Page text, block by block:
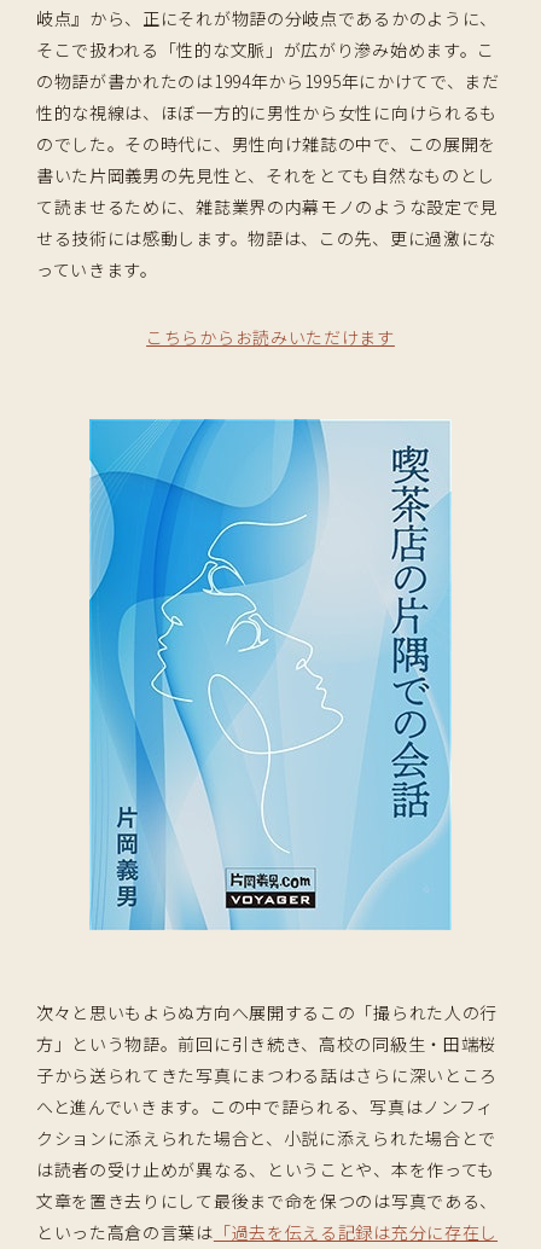
岐点』から、正にそれが物語の分岐点であるかのように、
そこで扱われる「性的な文脈」が広がり滲み始めます。こ
の物語が書かれたのは1994年から1995年にかけてで、まだ
性的な視線は、ほぼ一方的に男性から女性に向けられるも
のでした。その時代に、男性向け雑誌の中で、この展開を
書いた片岡義男の先見性と、それをとても自然なものとし
て読ませるために、雑誌業界の内幕モノのような設定で見
せる技術には感動します。物語は、この先、更に過激にな
っていきます。
こちらからお読みいただけます
次々と思いもよらぬ方向へ展開するこの「撮られた人の行
方」という物語。前回に引き続き、高校の同級生・田端桜
子から送られてきた写真にまつわる話はさらに深いところ
へと進んでいきます。この中で語られる、写真はノンフィ
クションに添えられた場合と、小説に添えられた場合とで
は読者の受け止めが異なる、ということや、本を作っても
文章を置き去りにして最後まで命を保つのは写真である、
といった高倉の言葉は 「過去を伝える記録は充分に存在し